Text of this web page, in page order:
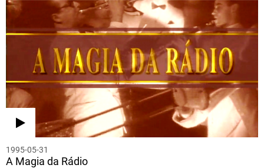
1995-05-31
A Magia da Rádio